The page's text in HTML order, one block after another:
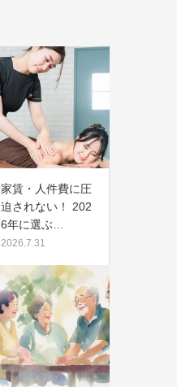
家賃・人件費に圧
迫されない！ 202
6年に選ぶ…
2026.7.31